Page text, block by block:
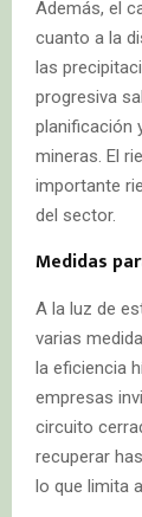
Además, el
cuanto a la
las
progresiva
planificación
mineras. El
importante
del sector.
Medidas
A la luz de
varias
la eficiencia
empresas
circuito
recuperar
lo que limita